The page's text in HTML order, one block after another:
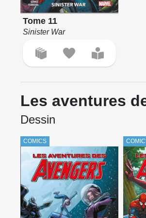
Tome 11
Sinister War
Les aventures
Dessin
COMICS